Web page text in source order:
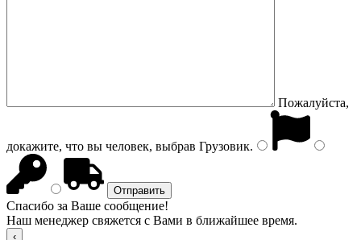
Пожалуйста,
докажите, что вы человек, выбрав Грузовик.
Спасибо за Ваше сообщение!
Наш менеджер свяжется с Вами в ближайшее время.